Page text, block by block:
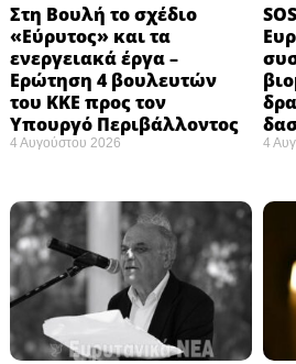
Στη Βουλή το σχέδιο
«Εύρυτος» και τα
ενεργειακά έργα –
Ερώτηση 4 βουλευτών
του ΚΚΕ προς τον
Υπουργό Περιβάλλοντος
4 Αυγούστου 2026 4